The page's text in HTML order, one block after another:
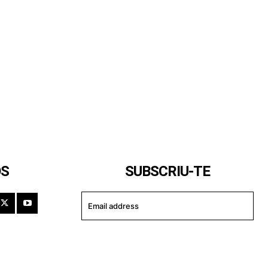
SUBSCRIU-TE